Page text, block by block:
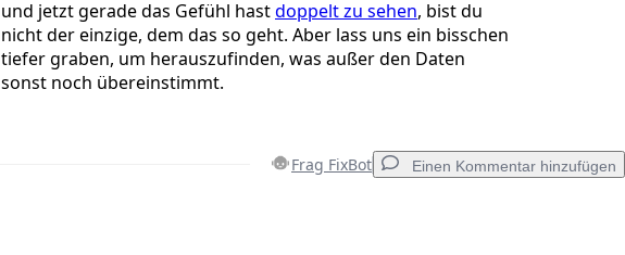
und jetzt gerade das Gefühl hastdoppelt zu sehen, bist du
nicht der einzige, dem das so geht. Aber lass uns ein bisschen
tiefer graben, um herauszufinden, was außer den Daten
sonst noch übereinstimmt.
Frag FixBot Einen Kommentar hinzufügen